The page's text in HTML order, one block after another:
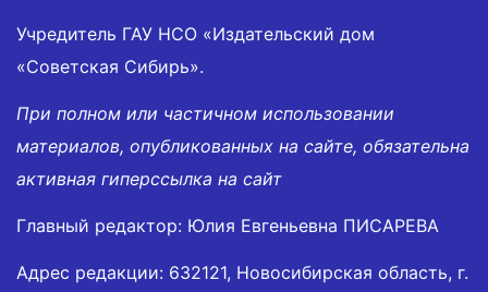
Учредитель ГАУ НСО «Издательский дом
«Советская Сибирь».
При полном или частичном использовании
материалов, опубликованных на сайте, обязательна
активная гиперссылка на сайт
Главный редактор: Юлия Евгеньевна ПИСАРЕВА
Адрес редакции: 632121, Новосибирская область, г.